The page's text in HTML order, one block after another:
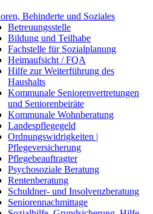
Behinderte und Soziales
Betreuungsstelle
Bildung und Teilhabe
Fachstelle für Sozialplanung
Heimaufsicht / FQA
Hilfe zur Weiterführung des
Haushalts
Kommunale Seniorenvertretungen
und Seniorenbeiräte
Kommunale Wohnberatung
Landespflegegeld
Ordnungswidrigkeiten |
Pflegeversicherung
Pflegebeauftragter
Psychosoziale Beratung
Rentenberatung
Schuldner- und Insolvenzberatung
Seniorennachmittage